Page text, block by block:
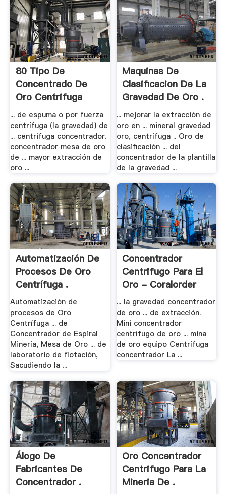
80 Tipo De
Concentrado De
Oro Centrifuga
... de espuma o por fuerza
centrífuga (la gravedad) de
... centrifuga concentrador.
concentrador mesa de oro
de ... mayor extracción de
oro ...
Maquinas De
Clasificacion De La
Gravedad De Oro .
... mejorar la extracción de
oro en ... mineral gravedad
oro, centrífuga .. Oro de
clasificación ... del
concentrador de la plantilla
de la gravedad ...
Automatización De
Procesos De Oro
Centrífuga .
Automatización de
procesos de Oro
Centrífuga ... de
Concentrador de Espiral
Minería, Mesa de Oro ... de
laboratorio de flotación,
Sacudiendo la ...
Concentrador
Centrifugo Para El
Oro - Coralorder
... la gravedad concentrador
de oro ... de extracción.
Mini concentrador
centrífugo de oro ... mina
de oro equipo Centrífuga
concentrador La ...
Álogo De
Fabricantes De
Concentrador .
Oro Concentrador
Centrifugo Para La
Mineria De .